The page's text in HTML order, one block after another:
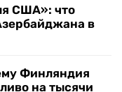
США»: что
в
Финляндия
на тысячи